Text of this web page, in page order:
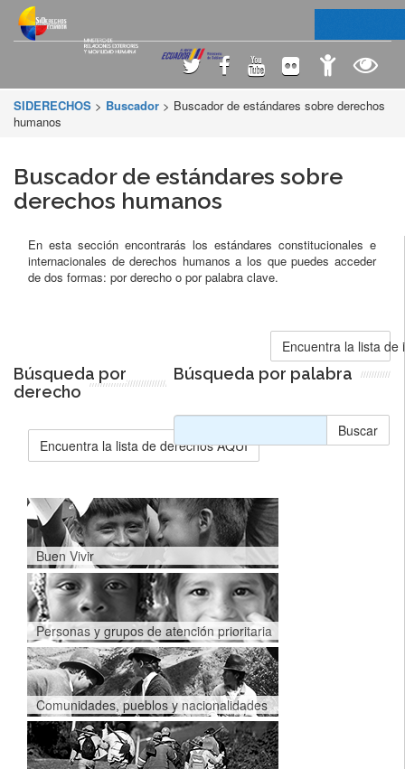
SIDERECHOS > Buscador > Buscador de estándares sobre derechos
humanos
Buscador de estándares sobre
derechos humanos
En esta sección encontrarás los estándares constitucionales e
internacionales de derechos humanos a los que puedes acceder
de dos formas: por derecho o por palabra clave.
Encuentra la lista de
Búsqueda por
derecho
Encuentra la lista de derechos AQUÍ
Búsqueda por palabra
Buscar
Buen Vivir
Personas y grupos de atención prioritaria
Comunidades, pueblos y nacionalidades